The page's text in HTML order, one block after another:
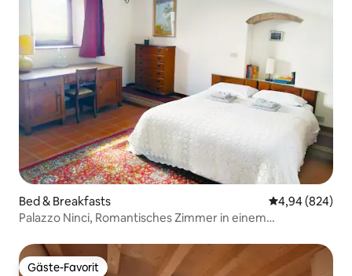
Bed & Breakfasts
4,94 (824)
Palazzo Ninci, Romantisches Zimmer in einem
Gäste-Favorit